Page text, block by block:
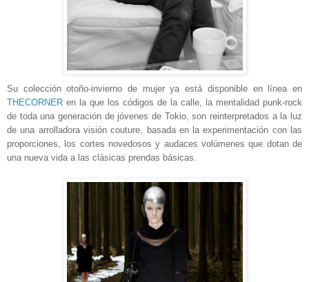
Su colección otoño-invierno de mujer ya está disponible en línea en
THECORNER en la que l os códigos de la calle, la mentalidad punk-rock
de toda una generación de jóvenes de Tokio, son reinterpretados a la luz
de una arrolladora visión couture, basada en la experimentación con las
proporciones, los cortes novedosos y audaces volúmenes que dotan de
una nueva vida a las clásicas prendas básicas.